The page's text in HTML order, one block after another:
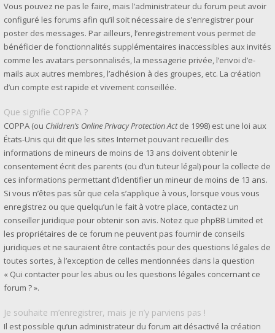
Vous pouvez ne pas le faire, mais l’administrateur du forum peut avoir
configuré les forums afin qu’il soit nécessaire de s’enregistrer pour
poster des messages. Par ailleurs, l’enregistrement vous permet de
bénéficier de fonctionnalités supplémentaires inaccessibles aux invités
comme les avatars personnalisés, la messagerie privée, l’envoi d’e-
mails aux autres membres, l’adhésion à des groupes, etc. La création
d’un compte est rapide et vivement conseillée.
Que signifie COPPA ?
COPPA (ou Children’s Online Privacy Protection Actde 1998) est une loi aux
États-Unis qui dit que les sites Internet pouvant recueillir des
informations de mineurs de moins de 13 ans doivent obtenir le
consentement écrit des parents (ou d’un tuteur légal) pour la collecte de
ces informations permettant d’identifier un mineur de moins de 13 ans.
Si vous n’êtes pas sûr que cela s’applique à vous, lorsque vous vous
enregistrez ou que quelqu’un le fait à votre place, contactez un
conseiller juridique pour obtenir son avis. Notez que phpBB Limited et
les propriétaires de ce forum ne peuvent pas fournir de conseils
juridiques et ne sauraient être contactés pour des questions légales de
toutes sortes, à l’exception de celles mentionnées dans la question
« Qui contacter pour les abus ou les questions légales concernant ce
forum ? ».
Je souhaite m’enregistrer, mais je n’y parviens pas !
Il est possible qu’un administrateur du forum ait désactivé la création